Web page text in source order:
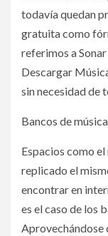
todavía quedan
gratuita como
referimos a
Descargar
sin necesidad de
Bancos de
Espacios como
replicado el
encontrar en
es el caso de los
Aprovechándose